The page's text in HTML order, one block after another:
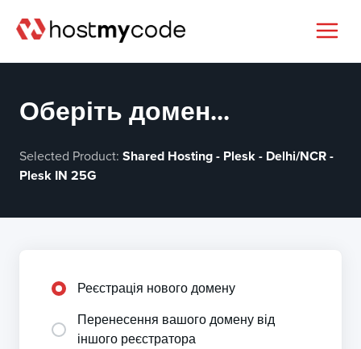
Оберіть домен...
Selected Product: Shared Hosting - Plesk - Delhi/NCR -
Plesk IN 25G
Реєстрація нового домену
Перенесення вашого домену від
іншого реєстратора